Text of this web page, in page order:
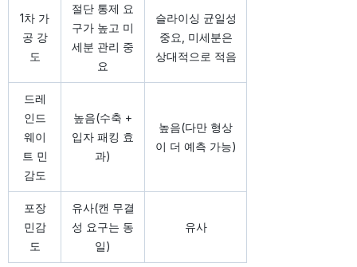
1차 가
공 강
도
절단 통제 요
구가 높고 미
세분 관리 중
요
슬라이싱 균일성
중요, 미세분은
상대적으로 적음
드레
인드
웨이
트 민
감도
높음(수축 +
입자 패킹 효
과)
높음(다만 형상
이 더 예측 가능)
포장
민감
도
유사(캔 무결
성 요구는 동
일)
유사